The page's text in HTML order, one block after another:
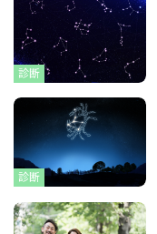
診断
診断